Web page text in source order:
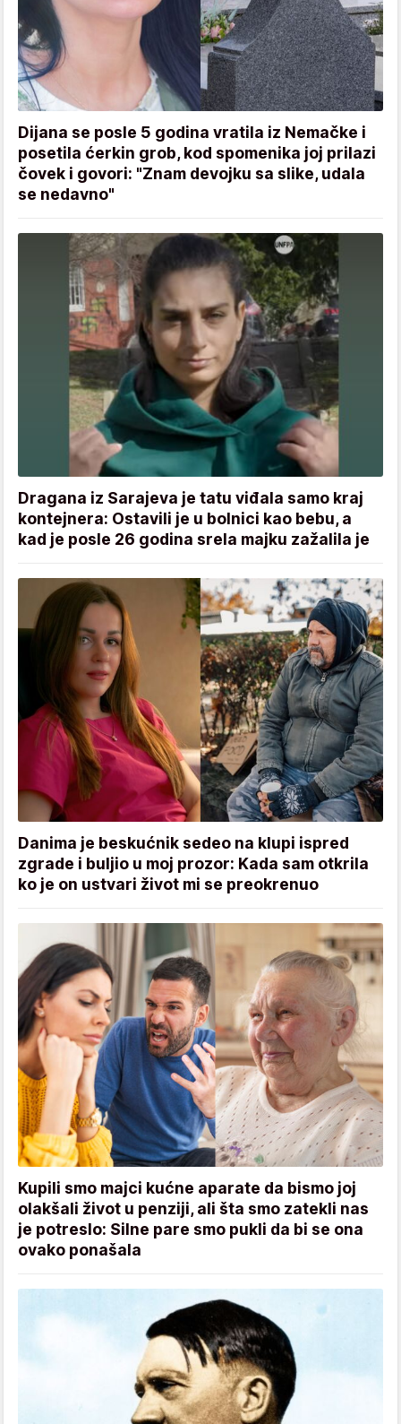
Dijana se posle 5 godina vratila iz Nemačke i
posetila ćerkin grob, kod spomenika joj prilazi
čovek i govori: "Znam devojku sa slike, udala
se nedavno"
Dragana iz Sarajeva je tatu viđala samo kraj
kontejnera: Ostavili je u bolnici kao bebu, a
kad je posle 26 godina srela majku zažalila je
Danima je beskućnik sedeo na klupi ispred
zgrade i buljio u moj prozor: Kada sam otkrila
ko je on ustvari život mi se preokrenuo
Kupili smo majci kućne aparate da bismo joj
olakšali život u penziji, ali šta smo zatekli nas
je potreslo: Silne pare smo pukli da bi se ona
ovako ponašala